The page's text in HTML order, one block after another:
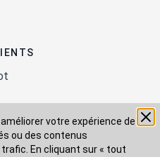
votre expérience de
ou des contenus
En cliquant sur « tout
paiement